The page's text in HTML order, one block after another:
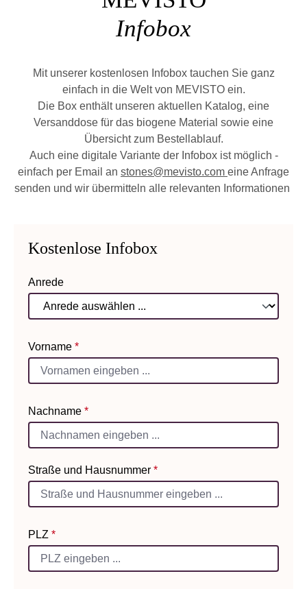
Infobox
Mit unserer kostenlosen Infobox tauchen Sie ganz
einfach in die Welt von MEVISTO ein.
Die Box enthält unseren aktuellen Katalog, eine
Versanddose für das biogene Material sowie eine
Übersicht zum Bestellablauf.
Auch eine digitale Variante der Infobox ist möglich -
einfach per Email an stones@mevisto.com eine Anfrage
senden und wir übermitteln alle relevanten Informationen
Kostenlose Infobox
Anrede
Vorname *
Nachname *
Straße und Hausnummer *
PLZ *